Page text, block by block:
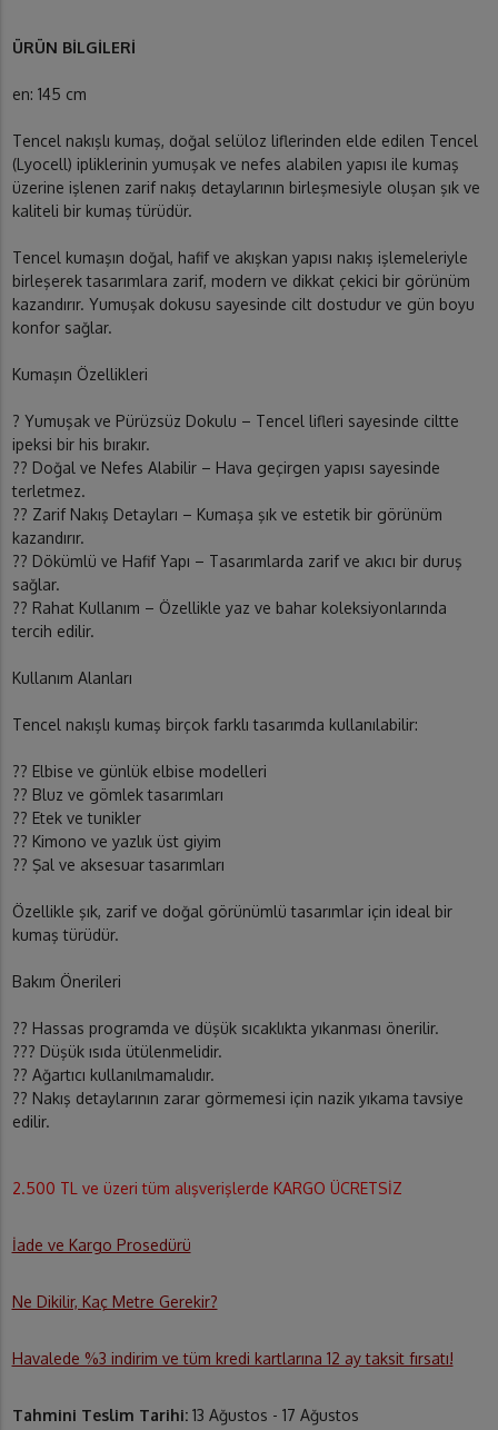
ÜRÜN BİLGİLERİ
en: 145 cm
Tencel nakışlı kumaş, doğal selüloz liflerinden elde edilen Tencel
(Lyocell) ipliklerinin yumuşak ve nefes alabilen yapısı ile kumaş
üzerine işlenen zarif nakış detaylarının birleşmesiyle oluşan şık ve
kaliteli bir kumaş türüdür.
Tencel kumaşın doğal, hafif ve akışkan yapısı nakış işlemeleriyle
birleşerek tasarımlara zarif, modern ve dikkat çekici bir görünüm
kazandırır. Yumuşak dokusu sayesinde cilt dostudur ve gün boyu
konfor sağlar.
Kumaşın Özellikleri
? Yumuşak ve Pürüzsüz Dokulu – Tencel lifleri sayesinde ciltte
ipeksi bir his bırakır.
?? Doğal ve Nefes Alabilir – Hava geçirgen yapısı sayesinde
terletmez.
?? Zarif Nakış Detayları – Kumaşa şık ve estetik bir görünüm
kazandırır.
?? Dökümlü ve Hafif Yapı – Tasarımlarda zarif ve akıcı bir duruş
sağlar.
?? Rahat Kullanım – Özellikle yaz ve bahar koleksiyonlarında
tercih edilir.
Kullanım Alanları
Tencel nakışlı kumaş birçok farklı tasarımda kullanılabilir:
?? Elbise ve günlük elbise modelleri
?? Bluz ve gömlek tasarımları
?? Etek ve tunikler
?? Kimono ve yazlık üst giyim
?? Şal ve aksesuar tasarımları
Özellikle şık, zarif ve doğal görünümlü tasarımlar için ideal bir
kumaş türüdür.
Bakım Önerileri
?? Hassas programda ve düşük sıcaklıkta yıkanması önerilir.
??? Düşük ısıda ütülenmelidir.
?? Ağartıcı kullanılmamalıdır.
?? Nakış detaylarının zarar görmemesi için nazik yıkama tavsiye
edilir.
2.500 TL ve üzeri tüm alışverişlerde KARGO ÜCRETSİZ
İade ve Kargo Prosedürü
Ne Dikilir, Kaç Metre Gerekir?
Havalede %3 indirim ve tüm kredi kartlarına 12 ay taksit fırsatı!
Tahmini Teslim Tarihi: 13 Ağustos - 17 Ağustos